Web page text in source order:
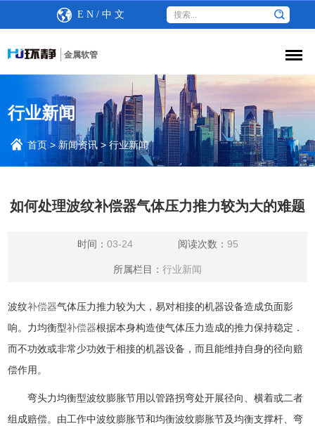
E N/ 中 文
金属软管
行业新闻
首页>新闻资讯 >行业新闻
如何处理波纹补偿器气体压力推力较为大的难题
时间： 03-24 阅读次数： 95
所属栏目： 行业新闻
波纹补偿器气体压力推力较为大，易对相接的机器设备造成负面影
响。力均衡型补偿器根据本身构造使气体压力造成的推力保持稳定．
而不功效或非常少功效于相接的机器设备，而且能维持自身的径向赔
偿作用。
弯头力均衡型波纹膨胀节用以管路拐弯处开展径向、横着或二者
组成赔偿。由工作中波纹膨胀节和均衡波纹膨胀节及均衡支撑杆、弯